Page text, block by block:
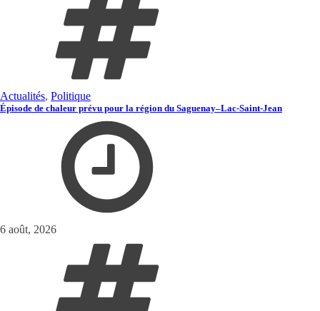
Actualités, Politique
Épisode de chaleur prévu pour la région du Saguenay–Lac-Saint-Jean
6 août, 2026